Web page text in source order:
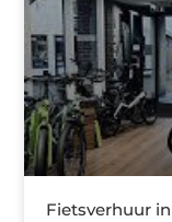
Fietsverhuur